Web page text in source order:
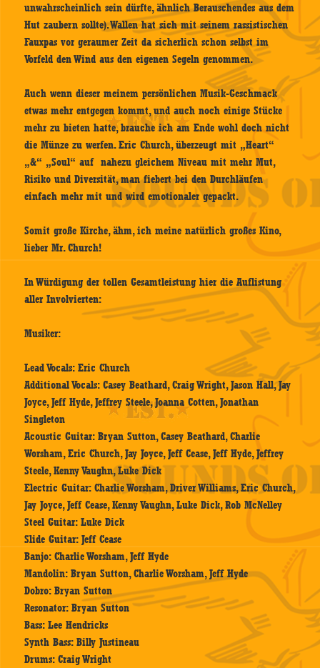
unwahrscheinlich sein dürfte, ähnlich Berauschendes aus dem
Hut zaubern sollte). Wallen hat sich mit seinem rassistischen
Fauxpas vor geraumer Zeit da sicherlich schon selbst im
Vorfeld den Wind aus den eigenen Segeln genommen.
Auch wenn dieser meinem persönlichen Musik-Geschmack
etwas mehr entgegen kommt, und auch noch einige Stücke
mehr zu bieten hatte, brauche ich am Ende wohl doch nicht
die Münze zu werfen. Eric Church, überzeugt mit „Heart“
„&“ „Soul“ auf nahezu gleichem Niveau mit mehr Mut,
Risiko und Diversität, man fiebert bei den Durchläufen
einfach mehr mit und wird emotionaler gepackt.
Somit große Kirche, ähm, ich meine natürlich großes Kino,
lieber Mr. Church!
In Würdigung der tollen Gesamtleistung hier die Auflistung
aller Involvierten:
Musiker:
Lead Vocals: Eric Church
Additional Vocals: Casey Beathard, Craig Wright, Jason Hall, Jay
Joyce, Jeff Hyde, Jeffrey Steele, Joanna Cotten, Jonathan
Singleton
Acoustic Guitar: Bryan Sutton, Casey Beathard, Charlie
Worsham, Eric Church, Jay Joyce, Jeff Cease, Jeff Hyde, Jeffrey
Steele, Kenny Vaughn, Luke Dick
Electric Guitar: Charlie Worsham, Driver Williams, Eric Church,
Jay Joyce, Jeff Cease, Kenny Vaughn, Luke Dick, Rob McNelley
Steel Guitar: Luke Dick
Slide Guitar: Jeff Cease
Banjo: Charlie Worsham, Jeff Hyde
Mandolin: Bryan Sutton, Charlie Worsham, Jeff Hyde
Dobro: Bryan Sutton
Resonator: Bryan Sutton
Bass: Lee Hendricks
Synth Bass: Billy Justineau
Drums: Craig Wright